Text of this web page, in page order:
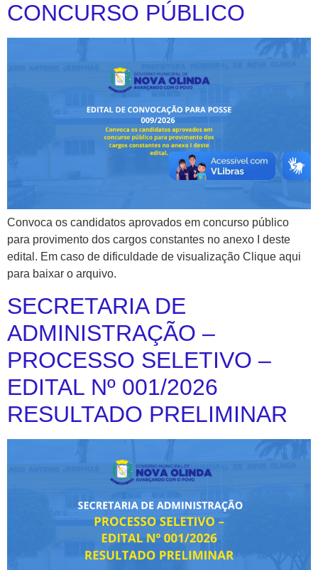
CONCURSO PÚBLICO
Convoca os candidatos aprovados em concurso público
para provimento dos cargos constantes no anexo I deste
edital. Em caso de dificuldade de visualização Clique aqui
para baixar o arquivo.
SECRETARIA DE
ADMINISTRAÇÃO –
PROCESSO SELETIVO –
EDITAL Nº 001/2026
RESULTADO PRELIMINAR